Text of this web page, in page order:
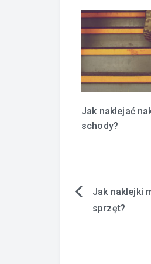
Jak naklejać
schody?
Zobacz
Jak naklejki
sprzęt?